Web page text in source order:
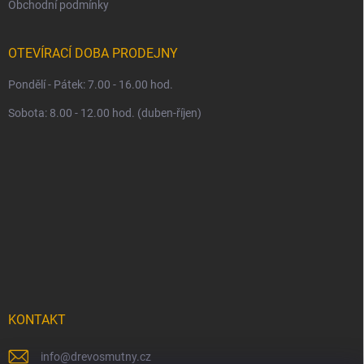
Obchodní podmínky
OTEVÍRACÍ DOBA PRODEJNY
Pondělí - Pátek: 7.00 - 16.00 hod.
Sobota: 8.00 - 12.00 hod. (duben-říjen)
KONTAKT
info@drevosmutny.cz